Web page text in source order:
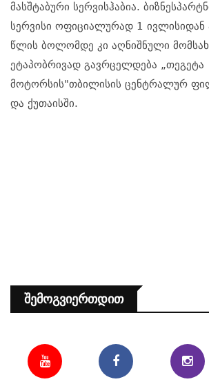
მასშტაბური სერვისჰაბია.
სერვისი ოფიციალურად 1 ივლისიდან
წლის ბოლომდე კი აღნიშნული
ეტაპობრივად გავრცელდება „თეგეტა
მოტორსის"თბილისის ცენტრალურ
და ქუთაისში.
Შემოგვიერთდით